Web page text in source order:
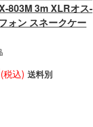
803M 3m XLRオス-
ォン スネークケー
(税込) 送料別